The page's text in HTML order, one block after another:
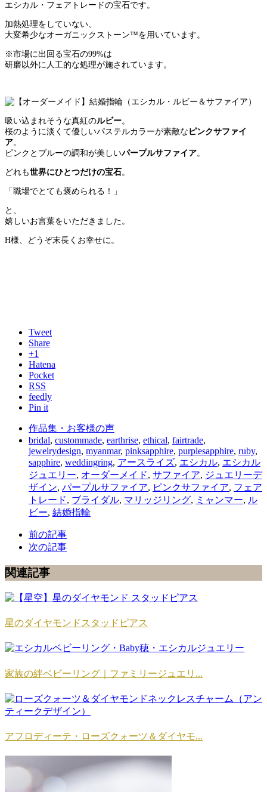
エシカル・フェアトレードの宝石です。
加熱処理をしていない、
大変希少なオーガニックストーン™を用いています。
※市場に出回る宝石の99%は
研磨以外に人工的な処理が施されています。
吸い込まれそうな真紅のルビー。
桜のように淡くて優しいパステルカラーが素敵な ピンクサファイ
ア。
ピンクとブルーの調和が美しいパープルサファイア。
どれも世界にひとつだけの宝石。
「職場でとても褒められる！」
と、
嬉しいお言葉をいただきました。
H様、どうぞ末長くお幸せに。
Tweet
Share
+1
Hatena
Pocket
RSS
feedly
Pin it
作品集・お客様の声
bridal, custommade, earthrise, ethical, fairtrade,
jewelrydesign, myanmar, pinksapphire, purplesapphire, ruby,
sapphire, weddingring, アースライズ, エシカル, エシカル
ジュエリー, オーダーメイド, サファイア, ジュエリーデ
ザイン, パープルサファイア, ピンクサファイア, フェア
トレード, ブライダル, マリッジリング, ミャンマー, ル
ビー, 結婚指輪
前の記事
次の記事
関連記事
星のダイヤモンドスタッドピアス
家族の絆ベビーリング｜ファミリージュエリ...
アフロディーテ・ローズクォーツ＆ダイヤモ...